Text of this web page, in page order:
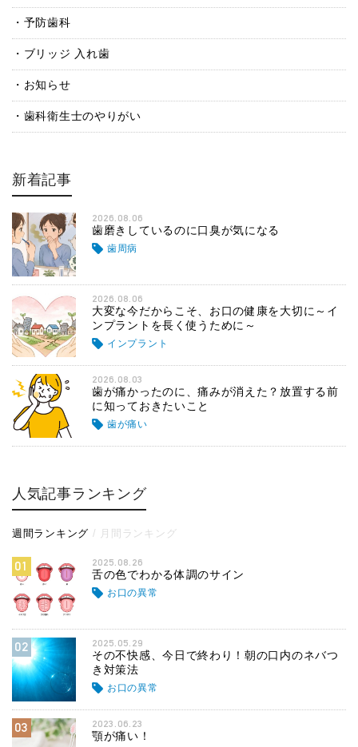
予防歯科
ブリッジ 入れ歯
お知らせ
歯科衛生士のやりがい
新着記事
2026.08.06
歯磨きしているのに口臭が気になる
歯周病
2026.08.06
大変な今だからこそ、お口の健康を大切に～イ
ンプラントを長く使うために～
インプラント
2026.08.03
歯が痛かったのに、痛みが消えた？放置する前
に知っておきたいこと
歯が痛い
人気記事ランキング
週間ランキング 月間ランキング
01 2025.08.26
舌の色でわかる体調のサイン
お口の異常
02 2025.05.29
その不快感、今日で終わり！朝の口内のネバつ
き対策法
お口の異常
03 2023.06.23
顎が痛い！